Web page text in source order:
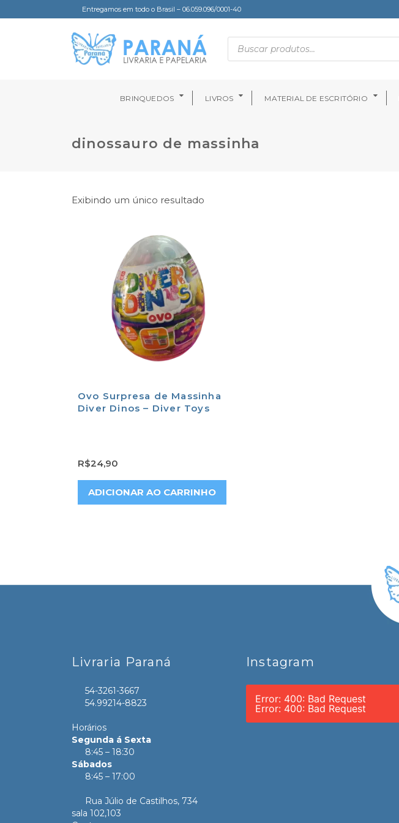
Entregamos em todo o Brasil – 06.059.096/0001-40
BRINQUEDOS LIVROS MATERIAL DE ESCRITÓRIO
dinossauro de massinha
Exibindo um único resultado
Ovo Surpresa de Massinha
Diver Dinos – Diver Toys
R$24,90
ADICIONAR AO CARRINHO
Livraria Paraná
54-3261-3667
54.99214-8823
Horários
Segunda á Sexta
8:45 – 18:30
Sábados
8:45 – 17:00
Rua Júlio de Castilhos, 734
sala 102,103
Instagram
Error: 400: Bad Request
Error: 400: Bad Request